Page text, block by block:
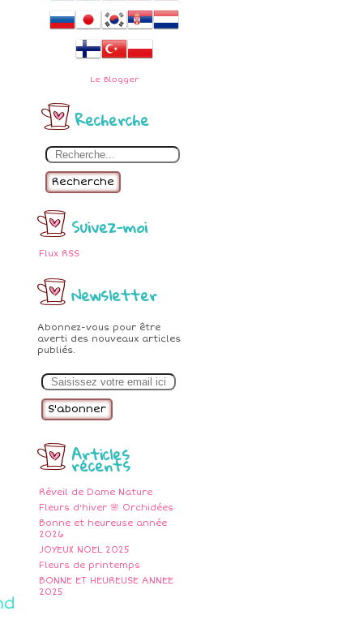
Le Blogger
Recherche
Recherche
Suivez-moi
Flux RSS
Newsletter
Abonnez-vous pour être
averti des nouveaux articles
publiés.
m
Articles
récents
Réveil de Dame Nature
Fleurs d'hiver 🌸 Orchidées
Bonne et heureuse année
2026
JOYEUX NOEL 2025
Fleurs de printemps
BONNE ET HEUREUSE ANNEE
2025